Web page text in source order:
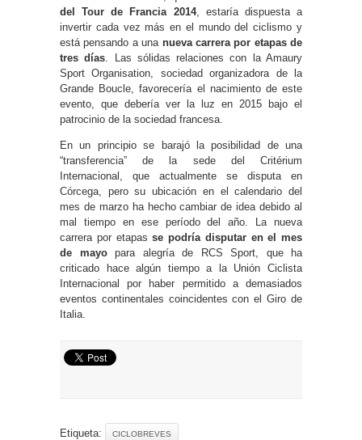
del Tour de Francia 2014, estaría dispuesta a
invertir cada vez más en el mundo del ciclismo y
está pensando a unanueva carrera por etapas de
tres días. Las sólidas relaciones con la Amaury
Sport Organisation, sociedad organizadora de la
Grande Boucle, favorecería el nacimiento de este
evento, que debería ver la luz en 2015 bajo el
patrocinio de la sociedad francesa.
En un principio se barajó la posibilidad de una
“transferencia” de la sede del Critérium
Internacional, que actualmente se disputa en
Córcega, pero su ubicación en el calendario del
mes de marzo ha hecho cambiar de idea debido al
mal tiempo en ese período del año. La nueva
carrera por etapasse podría disputar en el mes
de mayopara alegría de RCS Sport, que ha
criticado hace algún tiempo a la Unión Ciclista
Internacional por haber permitido a demasiados
eventos continentales coincidentes con el Giro de
Italia.
Etiqueta: CICLOBREVES